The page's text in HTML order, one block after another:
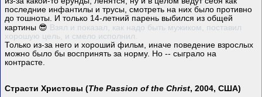
последние инфантилы и трусы, смотреть на них было противно
до тошноты. И только 14-летний парень выбился из общей
картины 😎 Взял и показал, как надо быть мужиком, поставил
хорошую цель, и смело исполнил.
Только из-за него и хороший фильм, иначе поведение взрослых
можно было бы воспринять за норму. Но -- сыграло на
контрасте.
Страсти Христовы (The Passion of the Christ, 2004, США)